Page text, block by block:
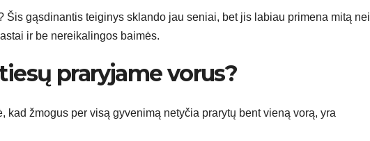
Šis gąsdinantis teiginys sklando jau seniai, bet jis labiau primena mitą nei
ir be nereikalingos baimės.
praryjame vorus?
kad žmogus per visą gyvenimą netyčia prarytų bent vieną vorą, yra